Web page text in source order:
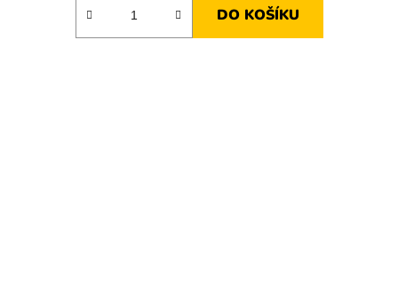
DO KOŠÍKU